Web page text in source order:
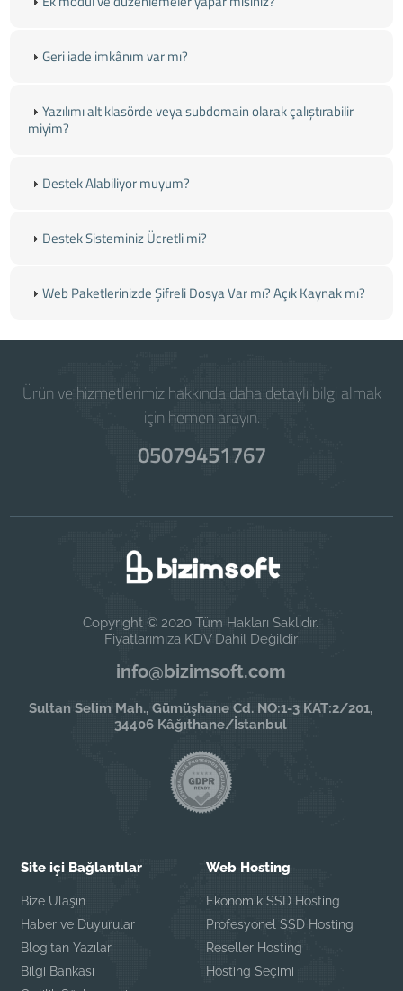
Geri iade imkânım var mı?
Yazılımı alt klasörde veya subdomain olarak çalıştırabilir
miyim?
Destek Alabiliyor muyum?
Destek Sisteminiz Ücretli mi?
Web Paketlerinizde Şifreli Dosya Var mı? Açık Kaynak mı?
Ürün ve hizmetlerimiz hakkında daha detaylı bilgi almak
için hemen arayın.
05079451767
Copyright © 2020 Tüm Hakları Saklıdır.
Fiyatlarımıza KDV Dahil Değildir
info@bizimsoft.com
Sultan Selim Mah., Gümüşhane Cd. NO:1-3 KAT:2/201,
34406 Kâğıthane/İstanbul
Site içi Bağlantılar
Bize Ulaşın
Haber ve Duyurular
Blog'tan Yazılar
Bilgi Bankası
Web Hosting
Ekonomik SSD Hosting
Profesyonel SSD Hosting
Reseller Hosting
Hosting Seçimi